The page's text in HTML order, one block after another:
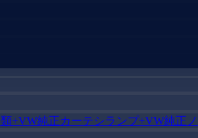
純正カーテシランプ+VW純正